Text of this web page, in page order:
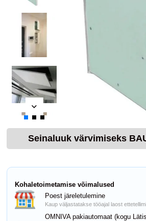
Seinaluuk värvimiseks
Kohaletoimetamise võimalused
Poest järeletulemine
Kaup väljastatakse tööajal laost
OMNIVA pakiautomaat (kogu